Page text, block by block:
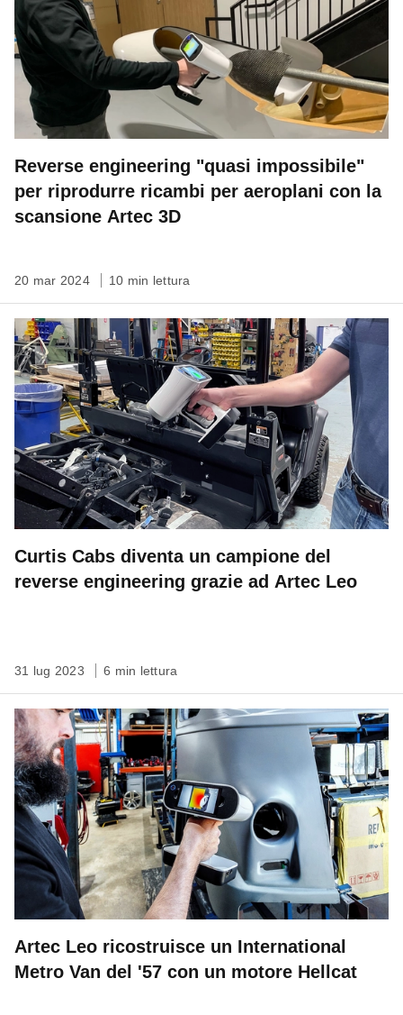
Reverse engineering "quasi impossibile"
per riprodurre ricambi per aeroplani con la
scansione Artec 3D
20 mar 2024 10 min lettura
Curtis Cabs diventa un campione del
reverse engineering grazie ad Artec Leo
31 lug 2023 6 min lettura
Artec Leo ricostruisce un International
Metro Van del '57 con un motore Hellcat